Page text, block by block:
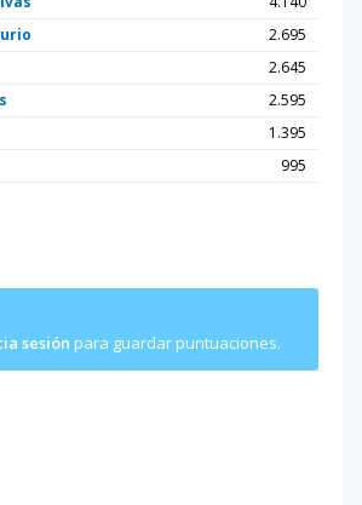
2.695
2.645
2.595
1.395
995
sesión para guardar puntuaciones.